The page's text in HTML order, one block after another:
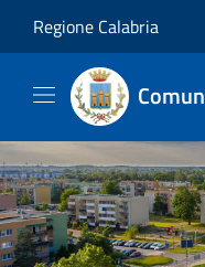
Regione Calabria